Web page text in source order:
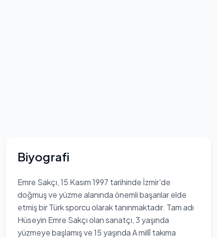
Biyografi
Emre Sakçı, 15 Kasım 1997 tarihinde İzmir'de
doğmuş ve yüzme alanında önemli başarılar elde
etmiş bir Türk sporcu olarak tanınmaktadır. Tam adı
Hüseyin Emre Sakçı olan sanatçı, 3 yaşında
yüzmeye başlamış ve 15 yaşında A millî takıma